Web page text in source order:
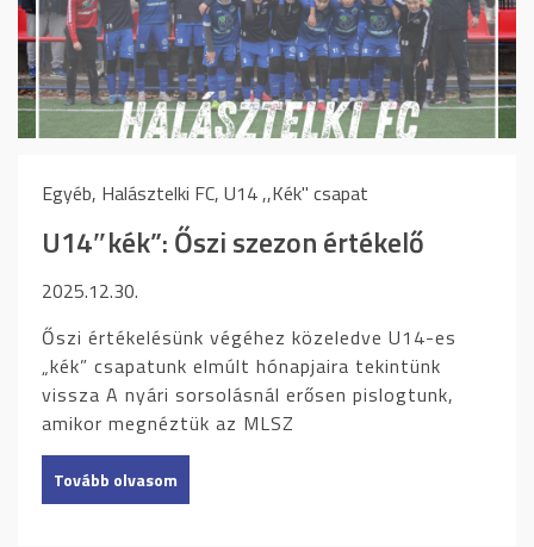
Egyéb, Halásztelki FC, U14 ,,Kék" csapat
U14″kék”: Őszi szezon értékelő
2025.12.30.
Őszi értékelésünk végéhez közeledve U14-es
„kék” csapatunk elmúlt hónapjaira tekintünk
vissza A nyári sorsolásnál erősen pislogtunk,
amikor megnéztük az MLSZ
Tovább olvasom